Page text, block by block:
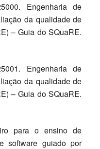
Engenharia de
da qualidade de
– Guia do SQuaRE.
Engenharia de
da qualidade de
– Guia do SQuaRE.
para o ensino de
software guiado por